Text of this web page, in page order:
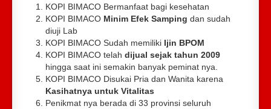
KOPI BIMACO Bermanfaat bagi kesehatan
KOPI BIMACO Minim Efek Samping dan sudah
diuji Lab
KOPI BIMACO Sudah memiliki Ijin BPOM
KOPI BIMACO telah dijual sejak tahun 2009
hingga saat ini semakin banyak peminat nya.
KOPI BIMACO Disukai Pria dan Wanita karena
Kasihatnya untuk Vitalitas
Penikmat nya berada di 33 provinsi seluruh